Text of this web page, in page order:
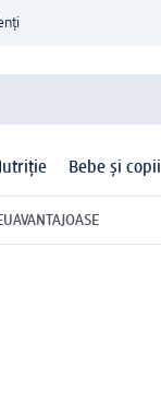
Bebe și copii